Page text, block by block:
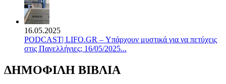
16.05.2025
PODCAST| LIFO.GR – Υπάρχουν μυστικά για να πετύχεις
στις Πανελλήνιες; 16/05/2025...
ΔΗΜΟΦΙΛΗ ΒΙΒΛΙΑ